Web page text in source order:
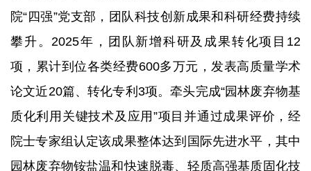
院“四强”党支部，团队科技创新成果和科研经费持续
攀升。2025年，团队新增科研及成果转化项目12
项，累计到位各类经费600多万元，发表高质量学术
论文近20篇、转化专利3项。牵头完成“园林废弃物基
质化利用关键技术及应用”项目并通过成果评价，经
院士专家组认定该成果整体达到国际先进水平，其中
园林废弃物铵盐温和快速脱毒、轻质高强基质固化技